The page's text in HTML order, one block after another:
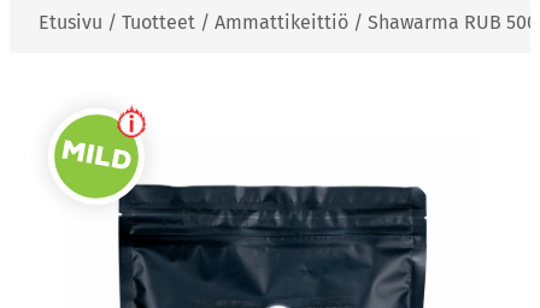
Etusivu / Tuotteet / Ammattikeittiö / Shawarma RUB